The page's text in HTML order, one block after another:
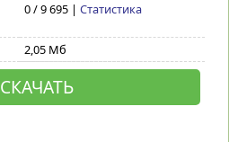
0 / 9 695 | Статистика
2,05 Мб
СКАЧАТЬ